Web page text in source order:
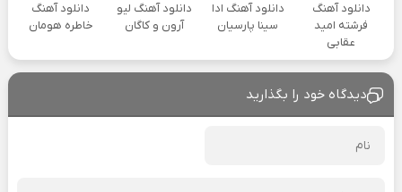
دانلود آهنگ
فرشته امید
عقابی
دانلود آهنگ ادا
سینا پارسیان
دانلود آهنگ لیو
آرون و کاگان
دانلود آهنگ
خاطره هومان
دیدگاه خود را بگذارید